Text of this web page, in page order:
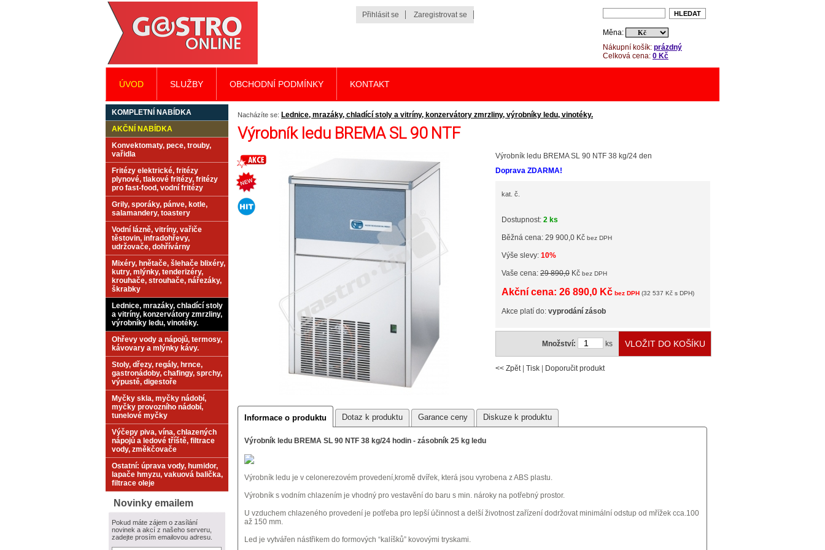
Nacházíte se: Lednice, mrazáky, chladící stoly a vitríny, konzervátory zmrzliny, výrobníky ledu, vinotéky.
Výrobník ledu BREMA SL 90 NTF
Výrobník ledu BREMA SL 90 NTF 38 kg/24 den
Doprava ZDARMA!
kat. č.
Dostupnost: 2 ks
Běžná cena: 29 900,0 Kč bez DPH
Výše slevy: 10%
Vaše cena: 29 890,0 Kč bez DPH
Akční cena: 26 890,0 Kč bez DPH (32 537 Kč s DPH)
Akce platí do: vyprodání zásob
Množství: ks
<< Zpět| Tisk Doporučit produkt
Informace o produktu Dotaz k produktu Garance ceny Diskuze k produktu
Výrobník ledu BREMA SL 90 NTF 38 kg/24 hodin - zásobník 25 kg ledu
Výrobník ledu je v celonerezovém provedení,kromě dvířek, která jsou vyrobena z ABS plastu.
Výrobník s vodním chlazením je vhodný pro vestavění do baru s min. nároky na potřebný prostor.
U vzduchem chlazeného provedení je potřeba pro lepší účinnost a delší životnost zařízení dodržovat minimální odstup od mřížek cca.100
až 150 mm.
Led je vytvářen nástřikem do formových “kalíšků” kovovými tryskami.
KOMPLETNÍ NABÍDKA
AKČNÍ NABÍDKA
Konvektomaty, pece, trouby,
vařidla
Fritézy elektrické, fritézy
plynové, tlakové fritézy, fritézy
pro fast-food, vodní fritézy
Grily, sporáky, pánve, kotle,
salamandery, toastery
Vodní lázně, vitríny, vařiče
těstovin, infradohřevy,
udržovače, dohřívárny
Mixéry, hnětače, šlehače blixéry,
kutry, mlýnky, tenderizéry,
krouhače, strouhače, nářezáky,
škrabky
Lednice, mrazáky, chladící stoly
a vitríny, konzervátory zmrzliny,
výrobníky ledu, vinotéky.
Ohřevy vody a nápojů, termosy,
kávovary a mlýnky kávy.
Stoly, dřezy, regály, hrnce,
gastronádoby, chafingy, sprchy,
výpustě, digestoře
Myčky skla, myčky nádobí,
myčky provozního nádobí,
tunelové myčky
Výčepy piva, vína, chlazených
nápojů a ledové tříště, filtrace
vody, změkčovače
Ostatní: úprava vody, humidor,
lapače hmyzu, vakuová balička,
filtrace oleje
Novinky emailem
Pokud máte zájem o zasílání
novinek a akcí z našeho serveru,
zadejte prosím emailovou adresu.
Nákupní košík: prázdný
Celková cena: 0 Kč
Měna:
Přihlásit se Zaregistrovat se
ÚVOD SLUŽBY OBCHODNÍ PODMÍNKY KONTAKT